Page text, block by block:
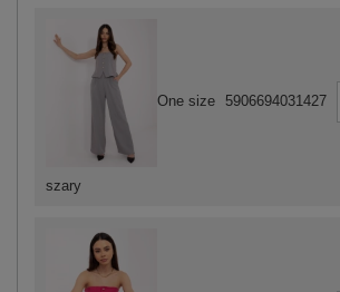
szary
One size 5906694031427